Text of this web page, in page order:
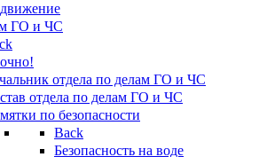
ГО и ЧС
отдела по делам ГО и ЧС
отдела по делам ГО и ЧС
по безопасности
Back
Безопасность на воде